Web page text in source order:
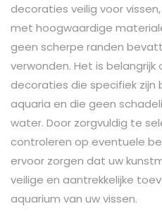
decoraties veilig voor
met hoogwaardige
geen scherpe randen
verwonden. Het is
decoraties die specifiek zijn
aquaria en die geen
water. Door zorgvuldig te
controleren op eventuele
ervoor zorgen dat uw
veilige en aantrekkelijke
aquarium van uw vissen.